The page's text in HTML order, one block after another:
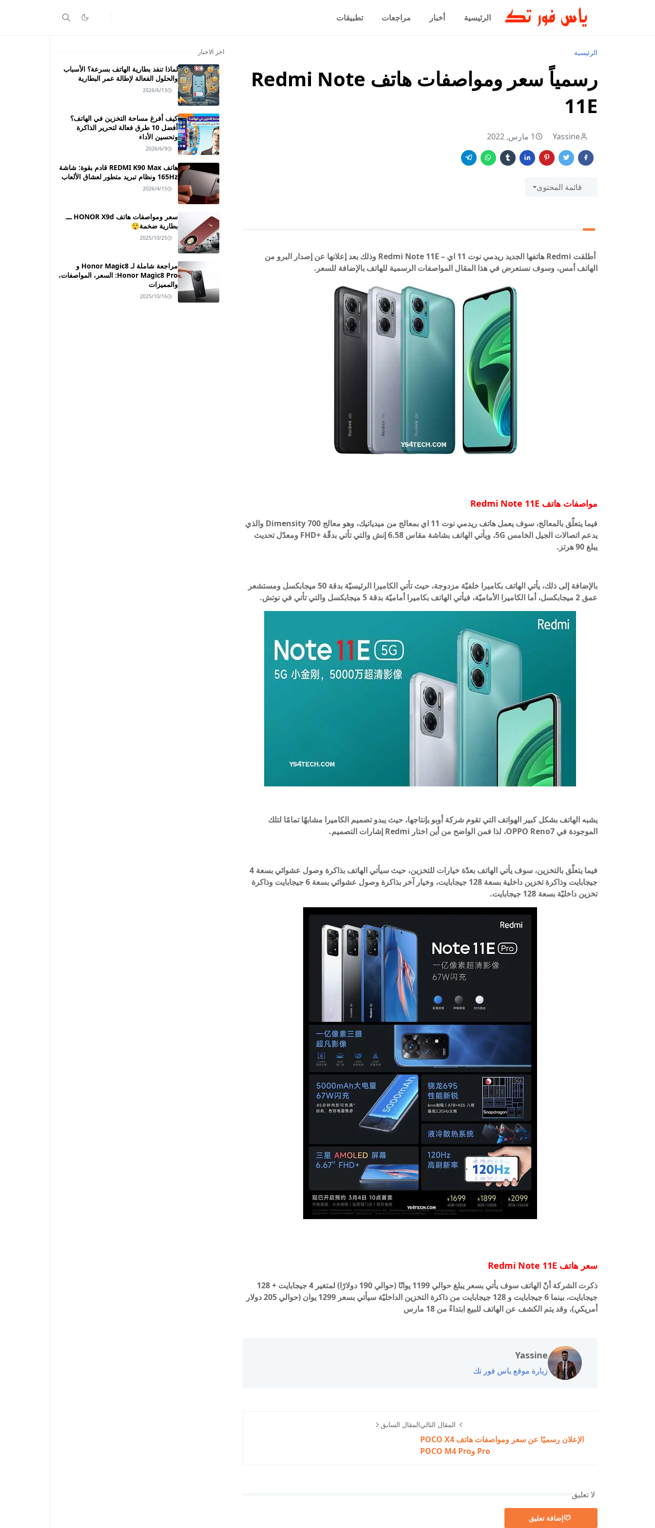
الرئيسية أخبار مراجعات تطبيقات
الرئيسية
رسمياً سعر ومواصفات هاتف Redmi Note
11E
Yassine 1 مارس, 2022
قائمة المحتوى
أطلقت Redmi هاتفها الجديد ريدمي نوت 11 اي – Redmi Note 11E وذلك بعد إعلانها عن إصدار البرو من
الهاتف أمس، وسوف نستعرض في هذا المقال المواصفات الرسمية للهاتف بالإضافة للسعر.
مواصفات هاتف Redmi Note 11E
فيما يتعلّق بالمعالج، سوف يعمل هاتف ريدمي نوت 11 اي بمعالج من ميدياتيك، وهو معالج Dimensity 700 والذي
يدعم اتصالات الجيل الخامس 5G، ويأتي الهاتف بشاشة مقاس 6.58 إنش والتي تأتي بدقّة +FHD ومعدّل تحديث
يبلغ 90 هرتز.
بالإضافة إلى ذلك، يأتي الهاتف بكاميرا خلفيّة مزدوجة، حيث تأتي الكاميرا الرئيسيّة بدقة 50 ميجابكسل ومستشعر
عمق 2 ميجابكسل، أما الكاميرا الأماميّة، فيأتي الهاتف بكاميرا أماميّة بدقة 5 ميجابكسل والتي تأتي في نوتش.
يشبه الهاتف بشكل كبير الهواتف التي تقوم شركة أوبو بإنتاجها، حيث يبدو تصميم الكاميرا مشابهًا تمامًا لتلك
الموجودة في OPPO Reno7، لذا فمن الواضح من أين اختار Redmi إشارات التصميم.
فيما يتعلّق بالتخزين، سوف يأتي الهاتف بعدّة خيارات للتخزين، حيث سيأتي الهاتف بذاكرة وصول عشوائي بسعة 4
جيجابايت وذاكرة تخزين داخلية بسعة 128 جيجابايت، وخيار آخر بذاكرة وصول عشوائي بسعة 6 جيجابايت وذاكرة
تخزين داخليّة بسعة 128 جيجابايت.
سعر هاتف Redmi Note 11E
ذكرت الشركة أنّ الهاتف سوف يأتي بسعر يبلغ حوالي 1199 يوانًا (حوالي 190 دولارًا) لمتغير 4 جيجابايت + 128
جيجابايت، بينما 6 جيجابايت و 128 جيجابايت من ذاكرة التخزين الداخليّة سيأتي بسعر 1299 يوان (حوالي 205 دولار
أمريكي)، وقد يتم الكشف عن الهاتف للبيع ابتداءً من 18 مارس
Yassine
زيارة موقع ياس فور تك
المقال التالي
الإعلان رسميًا عن سعر ومواصفات هاتف POCO X4
Pro وPOCO M4 Pro
المقال السابق
لا تعليق
إضافة تعليق
اخر الاخبار
لماذا تنفد بطارية الهاتف بسرعة؟ الأسباب
والحلول الفعالة لإطالة عمر البطارية
2026/6/13
كيف أفرغ مساحة التخزين في الهاتف؟
أفضل 10 طرق فعالة لتحرير الذاكرة
وتحسين الأداء
2026/6/9
هاتف REDMI K90 Max قادم بقوة: شاشة
165Hz ونظام تبريد متطور لعشاق الألعاب
2026/4/15
سعر ومواصفات هاتف HONOR X9d ـــ
بطارية ضخمة😲
2025/10/25
مراجعة شاملة لـ Honor Magic8 و
Honor Magic8 Pro: السعر، المواصفات،
والمميزات
2025/10/16